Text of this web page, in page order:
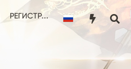
ЧТО НОВОГО?
РЕГИСТРАЦИЯ